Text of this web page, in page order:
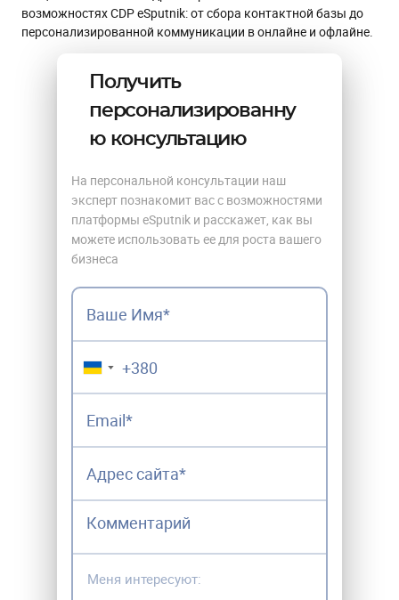
возможностях CDP eSputnik: от сбора контактной базы до
персонализированной коммуникации в онлайне и офлайне.
Получить
персонализированну
ю консультацию
На персональной консультации наш
эксперт познакомит вас с возможностями
платформы eSputnik и расскажет, как вы
можете использовать ее для роста вашего
бизнеса
▼
Меня интересуют: